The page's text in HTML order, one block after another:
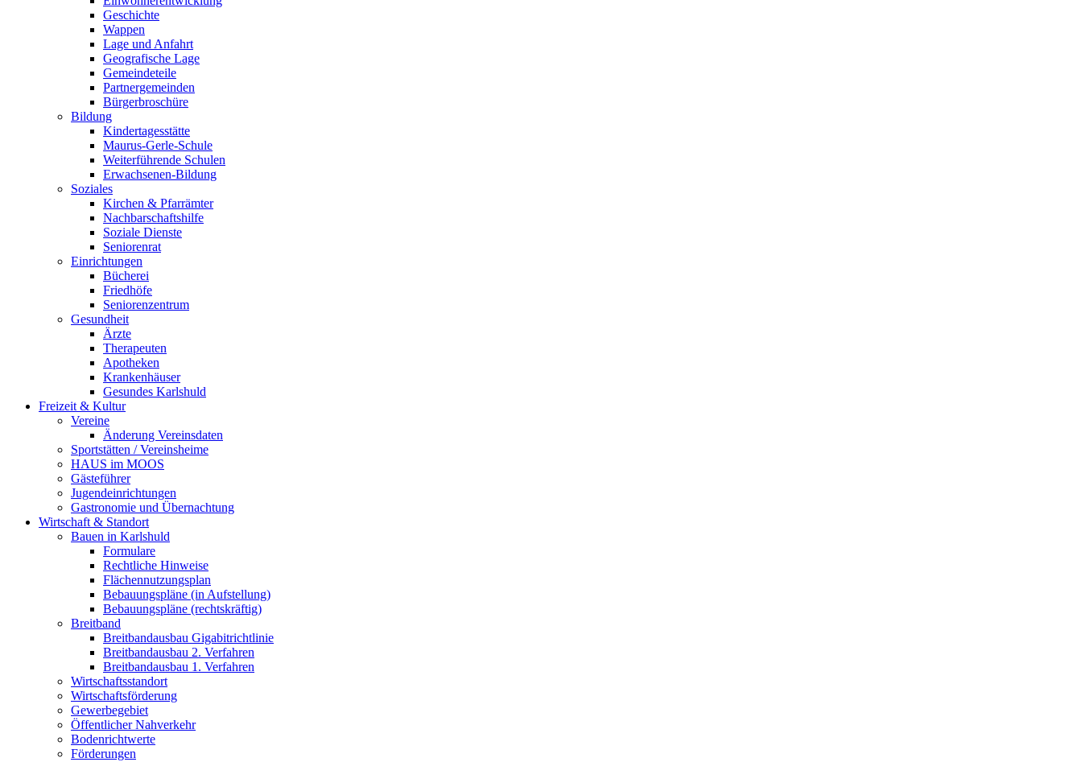
Geschichte
Wappen
Lage und Anfahrt
Geografische Lage
Gemeindeteile
Partnergemeinden
Bürgerbroschüre
Bildung
Kindertagesstätte
Maurus-Gerle-Schule
Weiterführende Schulen
Erwachsenen-Bildung
Soziales
Kirchen & Pfarrämter
Nachbarschaftshilfe
Soziale Dienste
Seniorenrat
Einrichtungen
Bücherei
Friedhöfe
Seniorenzentrum
Gesundheit
Ärzte
Therapeuten
Apotheken
Krankenhäuser
Gesundes Karlshuld
Freizeit & Kultur
Vereine
Änderung Vereinsdaten
Sportstätten / Vereinsheime
HAUS im MOOS
Gästeführer
Jugendeinrichtungen
Gastronomie und Übernachtung
Wirtschaft & Standort
Bauen in Karlshuld
Formulare
Rechtliche Hinweise
Flächennutzungsplan
Bebauungspläne (in Aufstellung)
Bebauungspläne (rechtskräftig)
Breitband
Breitbandausbau Gigabitrichtlinie
Breitbandausbau 2. Verfahren
Breitbandausbau 1. Verfahren
Wirtschaftsstandort
Wirtschaftsförderung
Gewerbegebiet
Öffentlicher Nahverkehr
Bodenrichtwerte
Förderungen